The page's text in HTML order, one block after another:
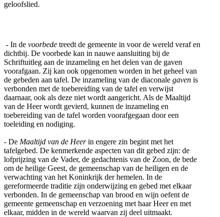
geloofslied.
- In de voorbede treedt de gemeente in voor de wereld veraf en
dichtbij. De voorbede kan in nauwe aansluiting bij de
Schriftuitleg aan de inzameling en het delen van de gaven
voorafgaan. Zij kan ook opgenomen worden in het geheel van
de gebeden aan tafel. De inzameling van de diaconale gaven is
verbonden met de toebereiding van de tafel en verwijst
daarnaar, ook als deze niet wordt aangericht. Als de Maaltijd
van de Heer wordt gevierd, kunnen de inzameling en
toebereiding van de tafel worden voorafgegaan door een
toeleiding en nodiging.
- De Maaltijd van de Heerin engere zin begint met het
tafelgebed. De kenmerkende aspecten van dit gebed zijn: de
lofprijzing van de Vader, de gedachtenis van de Zoon, de bede
om de heilige Geest, de gemeenschap van de heiligen en de
verwachting van het Koninkrijk der hemelen. In de
gereformeerde traditie zijn onderwijzing en gebed met elkaar
verbonden. In de gemeenschap van brood en wijn oefent de
gemeente gemeenschap en verzoening met haar Heer en met
elkaar, midden in de wereld waarvan zij deel uitmaakt.